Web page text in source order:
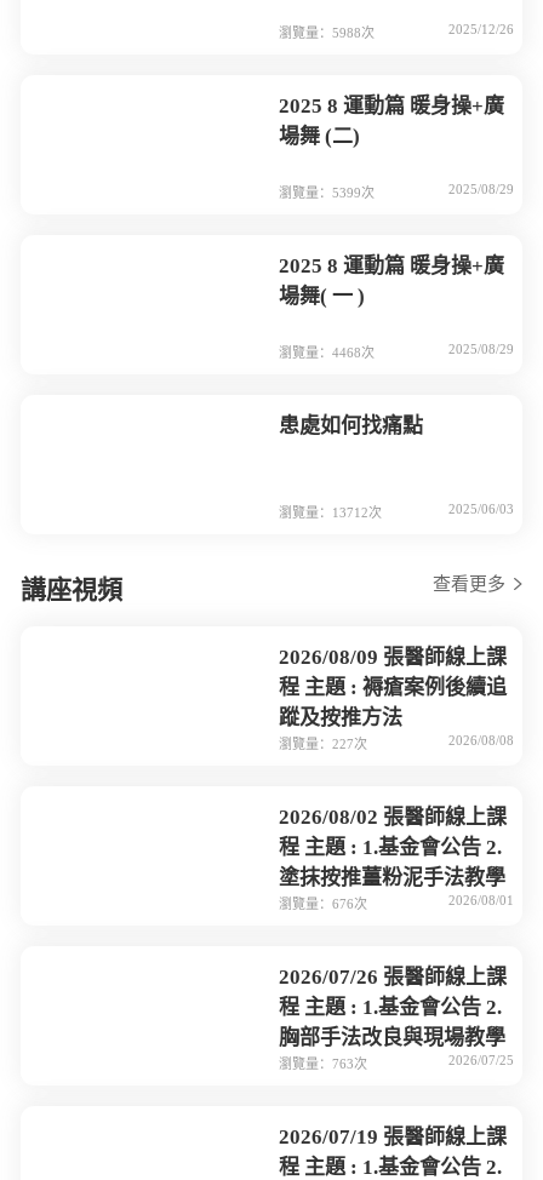
瀏覽量：5988次 2025/12/26
2025 8 運動篇 暖身操+廣
場舞 (二)
瀏覽量：5399次 2025/08/29
2025 8 運動篇 暖身操+廣
場舞( 一 )
瀏覽量：4468次 2025/08/29
患處如何找痛點
瀏覽量：13712次 2025/06/03
講座視頻 查看更多
2026/08/09 張醫師線上課
程 主題 : 褥瘡案例後續追
蹤及按推方法
瀏覽量：227次 2026/08/08
2026/08/02 張醫師線上課
程 主題 : 1.基金會公告 2.
塗抹按推薑粉泥手法教學
瀏覽量：676次 2026/08/01
2026/07/26 張醫師線上課
程 主題 : 1.基金會公告 2.
胸部手法改良與現場教學
瀏覽量：763次 2026/07/25
2026/07/19 張醫師線上課
程 主題 : 1.基金會公告 2.